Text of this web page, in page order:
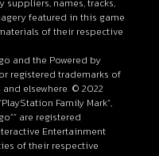
featured in this game
of their respective
and the Powered by
registered trademarks of
elsewhere. © 2022
Family Mark”,
are registered
Entertainment
of their respective